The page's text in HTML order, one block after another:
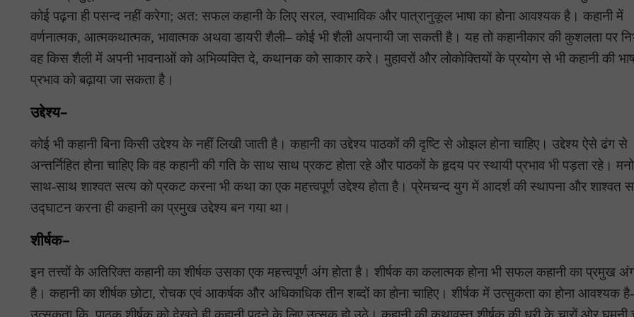
कोई पढ़ना ही पसन्द नहीं करेगा; अत: सफल कहानी के लिए सरल, स्वाभाविक और पात्रानुकूल भाषा का होना आवश्यक है। कहानी में
वर्णनात्मक, आत्मकथात्मक, भावात्मक अथवा डायरी शैली– कोई भी शैली अपनायी जा सकती है। यह तो कहानीकार की कुशलता पर
वह किस शैली में अपनी भावनाओं को अभिव्यक्ति दे, कथानक को साकार करे। मुहावरों और लोकोक्तियों के प्रयोग से भी कहानी की
प्रभाव को बढ़ाया जा सकता है।
उद्देश्य–
कोई भी कहानी बिना किसी उद्देश्य के नहीं लिखी जाती है। कहानी का उद्देश्य पाठकों की दृष्टि से ओझल होना चाहिए। उद्देश्य ऐसे ढंग से
अन्तर्निहित होना चाहिए कि वह कहानी की गति के साथ साथ प्रकट होता रहे और पाठकों के हृदय पर स्थायी प्रभाव भी पड़ता रहे।
साथ-साथ शाश्वत सत्य को प्रकट करना भी कथा का एक महत्त्वपूर्ण उद्देश्य होता है। प्रेमचन्द युग में आदर्श की स्थापना और शाश्वत
उद्घाटन करना ही कहानी का प्रमुख उद्देश्य बन गया था।
शीर्षक–
इन तत्त्वों के अतिरिक्त कहानी का शीर्षक उसका एक महत्त्वपूर्ण अंग होता है। शीर्षक का कलात्मक होना भी सफल कहानी का प्रमुख अंग
है। कहानी का शीर्षक छोटा, रोचक एवं आकर्षक और अधिकाधिक तीन शब्दों का होना चाहिए। शीर्षक में उत्सुकता का होना आवश्यक